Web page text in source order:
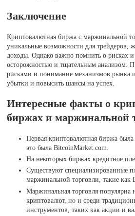
Заключение
Криптовалютная биржа с маржинальной
уникальные возможности для трейдеров,
доходы. Однако важно помнить о рисках и
осторожностью и тщательным анализом.
рисками и понимание механизмов рынка
убытки и повысить шансы на успех.
Интересные факты о
биржах и маржинальной
Первая криптовалютная биржа
это была BitcoinMarket.com.
На некоторых биржах кредитное
Существуют специализированные
маржинальной торговли, такие
Маржинальная торговля популярна
криптовалют, но и среди
инструментов, таких как акции и